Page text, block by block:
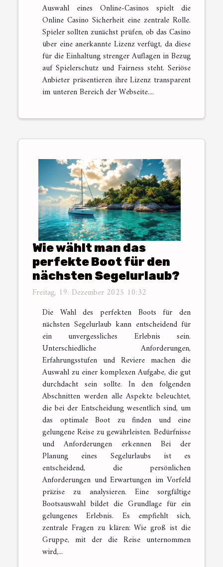
Auswahl eines Online-Casinos spielt die
Online Casino Sicherheit eine zentrale Rolle.
Spieler sollten zunächst prüfen, ob das Casino
über eine anerkannte Lizenz verfügt, da diese
für die Einhaltung strenger Auflagen in Bezug
auf Spielerschutz und Fairness steht. Seriöse
Anbieter präsentieren ihre Lizenz transparent
im unteren Bereich der Webseite....
Wie wählt man das
perfekte Boot für den
nächsten Segelurlaub?
Freitag, 19. Dezember 2025 10:32
Die Wahl des perfekten Boots für den
nächsten Segelurlaub kann entscheidend für
ein unvergessliches Erlebnis sein.
Unterschiedliche Anforderungen,
Erfahrungsstufen und Reviere machen die
Auswahl zu einer komplexen Aufgabe, die gut
durchdacht sein sollte. In den folgenden
Abschnitten werden alle Aspekte beleuchtet,
die bei der Entscheidung wesentlich sind, um
das optimale Boot zu finden und eine
gelungene Reise zu gewährleisten. Bedürfnisse
und Anforderungen erkennen Bei der
Planung eines Segelurlaubs ist es
entscheidend, die persönlichen
Anforderungen und Erwartungen im Vorfeld
präzise zu analysieren. Eine sorgfältige
Bootsauswahl bildet die Grundlage für ein
gelungenes Erlebnis. Es empfiehlt sich,
zentrale Fragen zu klären: Wie groß ist die
Gruppe, mit der die Reise unternommen
wird,...